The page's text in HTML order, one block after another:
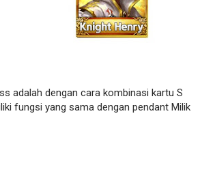
adalah dengan cara kombinasi kartu S
fungsi yang sama dengan pendant Milik